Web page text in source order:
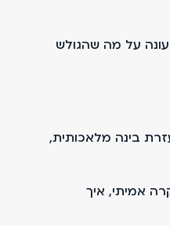
על מה שהגולש
בינה מלאכותית,
אמיתי, איך